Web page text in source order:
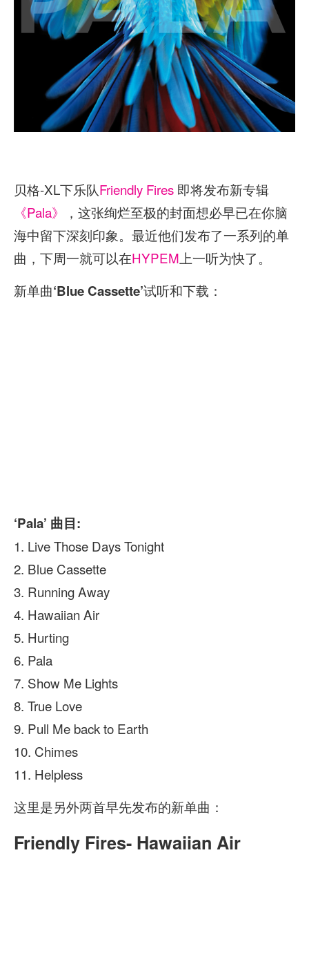
贝格-XL下乐队Friendly Fires 即将发布新专辑
《Pala》
，这张绚烂至极的封面想必早已在你脑
海中留下深刻印象。最近他们发布了一系列的单
曲，下周一就可以在HYPEM 上一听为快了。
新单曲‘Blue Cassette’试听和下载：
‘Pala’ 曲目:
1. Live Those Days Tonight
2. Blue Cassette
3. Running Away
4. Hawaiian Air
5. Hurting
6. Pala
7. Show Me Lights
8. True Love
9. Pull Me back to Earth
10. Chimes
11. Helpless
这里是另外两首早先发布的新单曲：
Friendly Fires- Hawaiian Air